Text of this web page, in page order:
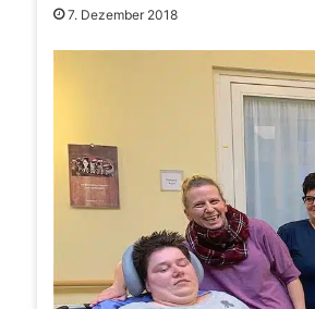
7. Dezember 2018